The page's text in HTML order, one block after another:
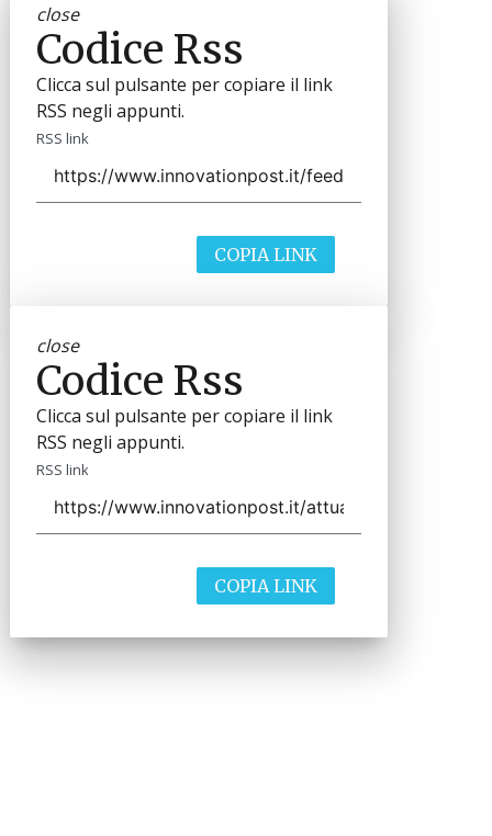
close
Codice Rss
Clicca sul pulsante per copiare il link
RSS negli appunti.
RSS link
COPIA LINK
close
Codice Rss
Clicca sul pulsante per copiare il link
RSS negli appunti.
RSS link
COPIA LINK